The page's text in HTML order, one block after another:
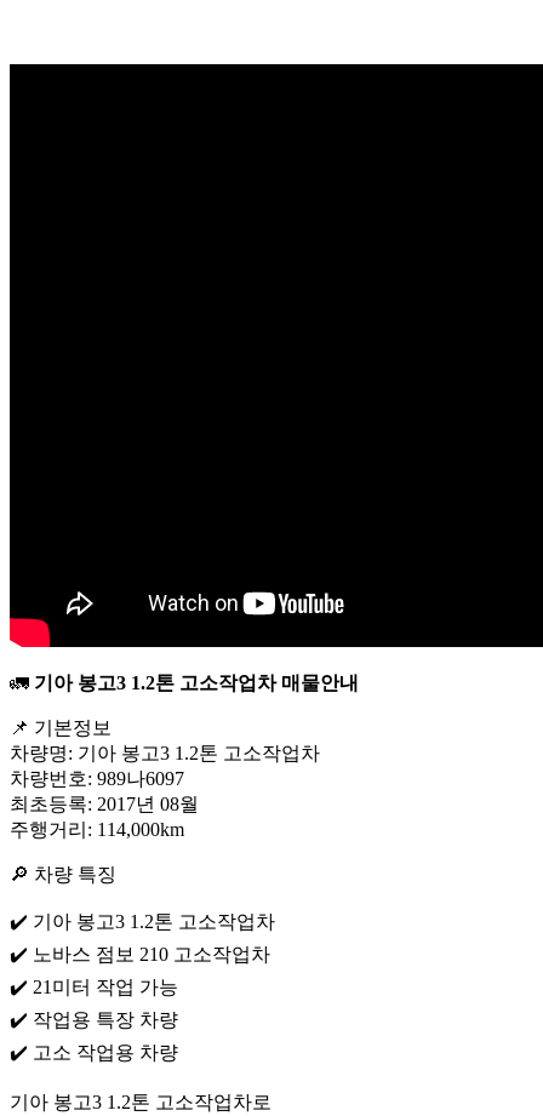
🚛 기아 봉고3 1.2톤 고소작업차 매물안내
📌 기본정보
차량명: 기아 봉고3 1.2톤 고소작업차
차량번호: 989나6097
최초등록: 2017년 08월
주행거리: 114,000km
🔎 차량 특징
✔️ 기아 봉고3 1.2톤 고소작업차
✔️ 노바스 점보 210 고소작업차
✔️ 21미터 작업 가능
✔️ 작업용 특장 차량
✔️ 고소 작업용 차량
기아 봉고3 1.2톤 고소작업차로